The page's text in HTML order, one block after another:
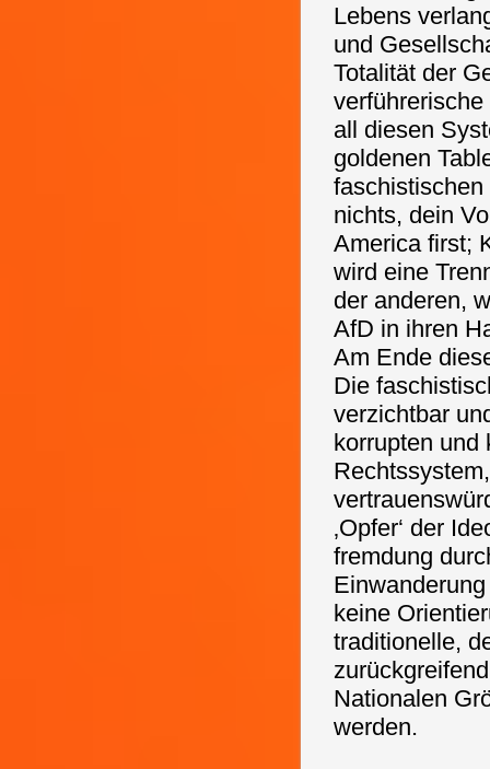
Lebens
und
Totalität der
all diesen
goldenen
nichts, dein
America first;
wird eine
der anderen,
AfD in ihren
Am Ende
Die
verzichtbar
korrupten und
‚Opfer‘ der
fremdung
keine
traditionelle,
Nationalen
werden.